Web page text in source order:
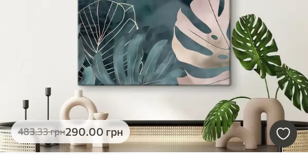
483.33грн290.00 грн